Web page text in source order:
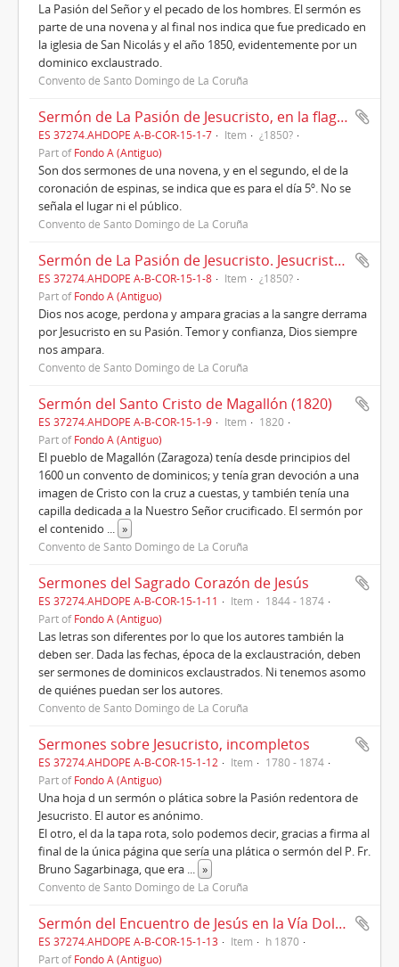
La Pasión del Señor y el pecado de los hombres. El sermón es
parte de una novena y al final nos indica que fue predicado en
la iglesia de San Nicolás y el año 1850, evidentemente por un
dominico exclaustrado.
Convento de Santo Domingo de La Coruña
Sermón de La Pasión de Jesucristo, en la flagelación y coronación de espinas.
ES 37274.AHDOPE A-B-COR-15-1-7 Item
¿1850?
Part ofFondo A (Antiguo)
Son dos sermones de una novena, y en el segundo, el de la
coronación de espinas, se indica que es para el día 5º. No se
señala el lugar ni el público.
Convento de Santo Domingo de La Coruña
Sermón de La Pasión de Jesucristo. Jesucristo del Amparo
ES 37274.AHDOPE A-B-COR-15-1-8 Item
¿1850?
Part ofFondo A (Antiguo)
Dios nos acoge, perdona y ampara gracias a la sangre derrama
por Jesucristo en su Pasión. Temor y confianza, Dios siempre
nos ampara.
Convento de Santo Domingo de La Coruña
Sermón del Santo Cristo de Magallón (1820)
ES 37274.AHDOPE A-B-COR-15-1-9 Item
1820
Part ofFondo A (Antiguo)
El pueblo de Magallón (Zaragoza) tenía desde principios del
1600 un convento de dominicos; y tenía gran devoción a una
imagen de Cristo con la cruz a cuestas, y también tenía una
capilla dedicada a la Nuestro Señor crucificado. El sermón por
el contenido ... »
Convento de Santo Domingo de La Coruña
Sermones del Sagrado Corazón de Jesús
ES 37274.AHDOPE A-B-COR-15-1-11 Item
1844 - 1874
Part ofFondo A (Antiguo)
Las letras son diferentes por lo que los autores también la
deben ser. Dada las fechas, época de la exclaustración, deben
ser sermones de dominicos exclaustrados. Ni tenemos asomo
de quiénes puedan ser los autores.
Convento de Santo Domingo de La Coruña
Sermones sobre Jesucristo, incompletos
ES 37274.AHDOPE A-B-COR-15-1-12 Item
1780 - 1874
Part ofFondo A (Antiguo)
Una hoja d un sermón o plática sobre la Pasión redentora de
Jesucristo. El autor es anónimo.
El otro, el da la tapa rota, solo podemos decir, gracias a firma al
final de la única página que sería una plática o sermón del P. Fr.
Bruno Sagarbinaga, que era ... »
Convento de Santo Domingo de La Coruña
Sermón del Encuentro de Jesús en la Vía Dolorosa.
ES 37274.AHDOPE A-B-COR-15-1-13 Item
h 1870
Part ofFondo A (Antiguo)